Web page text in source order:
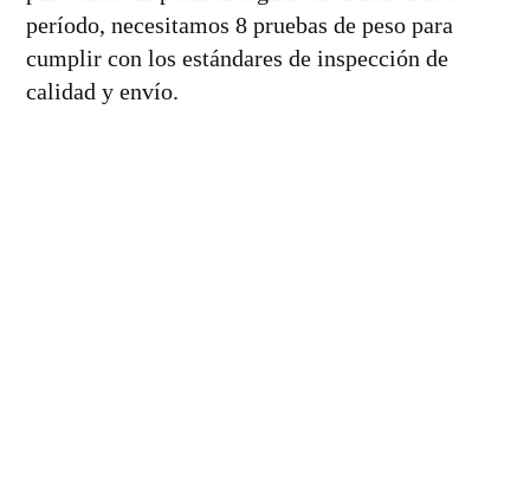
período, necesitamos 8 pruebas de peso para
cumplir con los estándares de inspección de
calidad y envío.